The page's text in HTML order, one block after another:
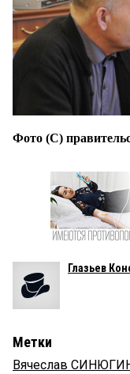
Фото (С)
Глазьев
Метки
Вячеслав